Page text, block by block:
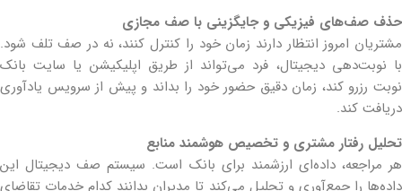
حذف صف‌های فیزیکی و جایگزینی با صف مجازی
مشتریان امروز انتظار دارند زمان خود را کنترل کنند، نه در صف تلف شود.
با نوبت‌دهی دیجیتال، فرد می‌تواند از طریق اپلیکیشن یا سایت بانک
نوبت رزرو کند، زمان دقیق حضور خود را بداند و پیش از سرویس یادآوری
دریافت کند.
تحلیل رفتار مشتری و تخصیص هوشمند منابع
هر مراجعه، داده‌ای ارزشمند برای بانک است. سیستم صف دیجیتال این